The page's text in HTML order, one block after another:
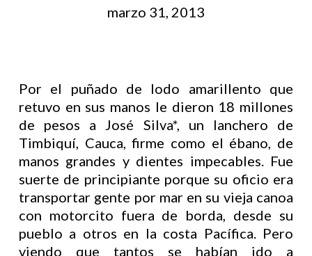
marzo 31, 2013
Por el puñado de lodo amarillento que
retuvo en sus manos le dieron 18 millones
de pesos a José Silva*, un lanchero de
Timbiquí, Cauca, firme como el ébano, de
manos grandes y dientes impecables. Fue
suerte de principiante porque su oficio era
transportar gente por mar en su vieja canoa
con motorcito fuera de borda, desde su
pueblo a otros en la costa Pacífica. Pero
viendo que tantos se habían ido a